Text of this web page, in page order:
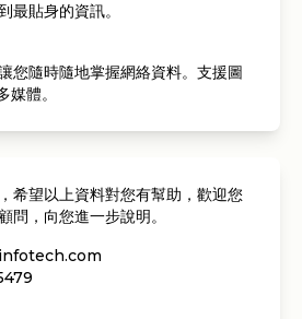
最貼身的資訊。
您隨時隨地掌握網絡資料。支援圖
體。
希望以上資料對您有幫助，歡迎您
問，向您進一步說明。